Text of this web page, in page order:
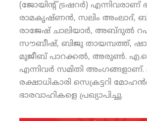
(ജോയിന്റ് ട്രഷറര്‍) എന്നിവരാണ്
രാമകൃഷ്ണന്‍, സലിം അംലാദ്,
രാജേഷ് ചാലിയാര്‍, അബ്ദുല്‍
സൗബീഷ്, ബിജു തായമ്പത്ത്,
മുജീബ് പാറക്കല്‍, അരുണ്‍.
എന്നിവര്‍ സമിതി അംഗങ്ങളാണ്.
രക്ഷാധികാരി സെക്രട്ടറി
ഭാരവാഹികളെ പ്രഖ്യാപിച്ചു.